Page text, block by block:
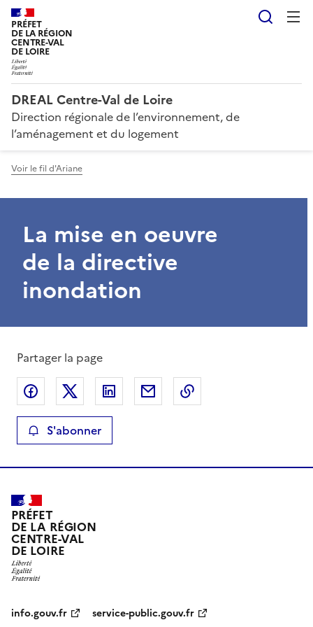
PRÉFET
DE LA RÉGION
CENTRE-VAL
DE LOIRE
DREAL Centre-Val de Loire
Direction régionale de l’environnement, de
l’aménagement et du logement
Voir le fil d'Ariane
La mise en oeuvre
de la directive
inondation
Partager la page
Partager sur Facebook
Partager sur XPartager sur LinkedIn
Partager par email
S'abonner
PRÉFET
DE LA RÉGION
CENTRE-VAL
DE LOIRE
info.gouv.fr service-public.gouv.fr